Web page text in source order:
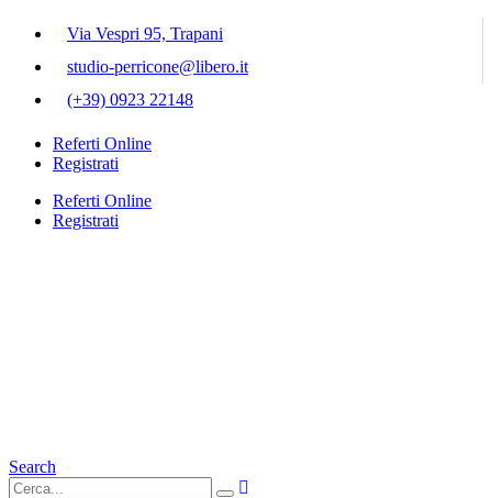
Via Vespri 95, Trapani
studio-perricone@libero.it
(+39) 0923 22148
Referti Online
Registrati
Referti Online
Registrati
Search